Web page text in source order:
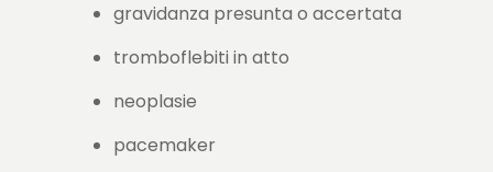
gravidanza presunta o accertata
tromboflebiti in atto
neoplasie
pacemaker